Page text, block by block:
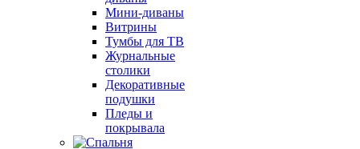
Мини-диваны
Витрины
Тумбы для ТВ
Журнальные
столики
Декоративные
подушки
Пледы и
покрывала